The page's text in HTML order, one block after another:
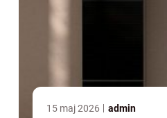
15 maj 2026 admin